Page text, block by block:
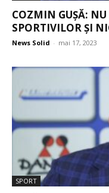
COZMIN GUȘĂ:
SPORTIVILOR ȘI
News Solid - mai 17, 2023
SPORT